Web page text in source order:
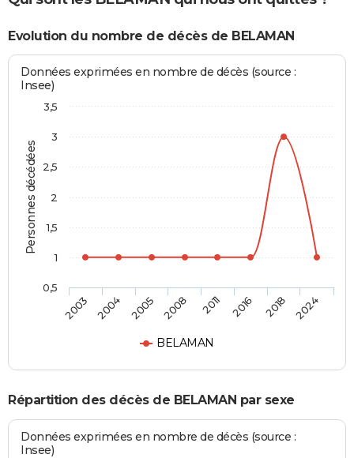
Evolution du nombre de décès de BELAMAN
Personnes décédées
Données exprimées en nombre de décès (source :
Insee)
BELAMAN
2003 2004 2005 2008 2011 2016 2018 2024
0,5
1
1,5
2
2,5
3
3,5
Répartition des décès de BELAMAN par sexe
Données exprimées en nombre de décès (source :
Insee)